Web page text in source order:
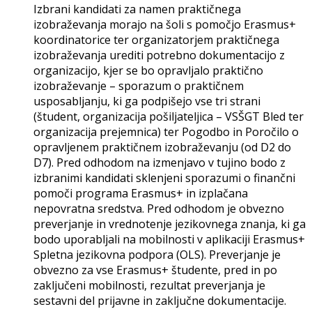
Izbrani kandidati za namen praktičnega
izobraževanja morajo na šoli s pomočjo Erasmus+
koordinatorice ter organizatorjem praktičnega
izobraževanja urediti potrebno dokumentacijo z
organizacijo, kjer se bo opravljalo praktično
izobraževanje – sporazum o praktičnem
usposabljanju, ki ga podpišejo vse tri strani
(študent, organizacija pošiljateljica – VSŠGT Bled ter
organizacija prejemnica) ter Pogodbo in Poročilo o
opravljenem praktičnem izobraževanju (od D2 do
D7). Pred odhodom na izmenjavo v tujino bodo z
izbranimi kandidati sklenjeni sporazumi o finančni
pomoči programa Erasmus+ in izplačana
nepovratna sredstva. Pred odhodom je obvezno
preverjanje in vrednotenje jezikovnega znanja, ki ga
bodo uporabljali na mobilnosti v aplikaciji Erasmus+
Spletna jezikovna podpora (OLS). Preverjanje je
obvezno za vse Erasmus+ študente, pred in po
zaključeni mobilnosti, rezultat preverjanja je
sestavni del prijavne in zaključne dokumentacije.